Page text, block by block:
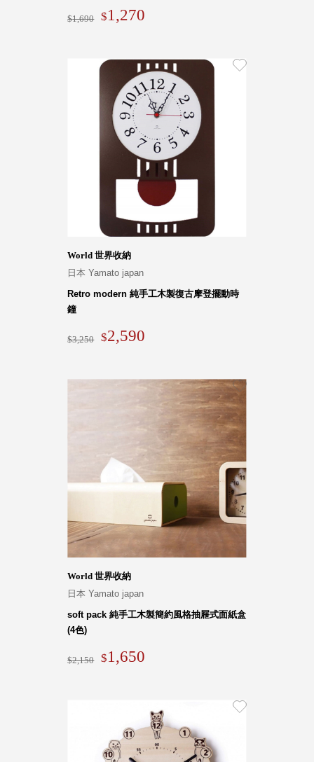
1,690 1,270
World 世界收納
日本 Yamato japan
Retro modern 純手工木製復古摩登擺動時
鐘
3,250 2,590
World 世界收納
日本 Yamato japan
soft pack 純手工木製簡約風格抽屜式面紙盒
(4色)
2,150 1,650